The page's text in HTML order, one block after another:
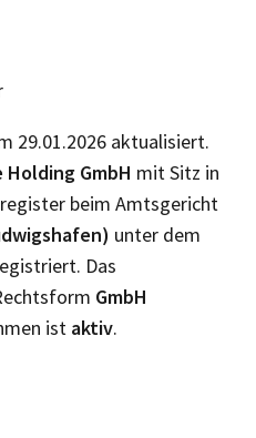
29.01.2026 aktualisiert.
Holding GmbH mit Sitz in
beim Amtsgericht
unter dem
Das
GmbH
ist aktiv.